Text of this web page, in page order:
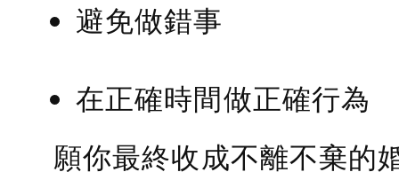
避免做錯事
在正確時間做正確行為
願你最終收成不離不棄的